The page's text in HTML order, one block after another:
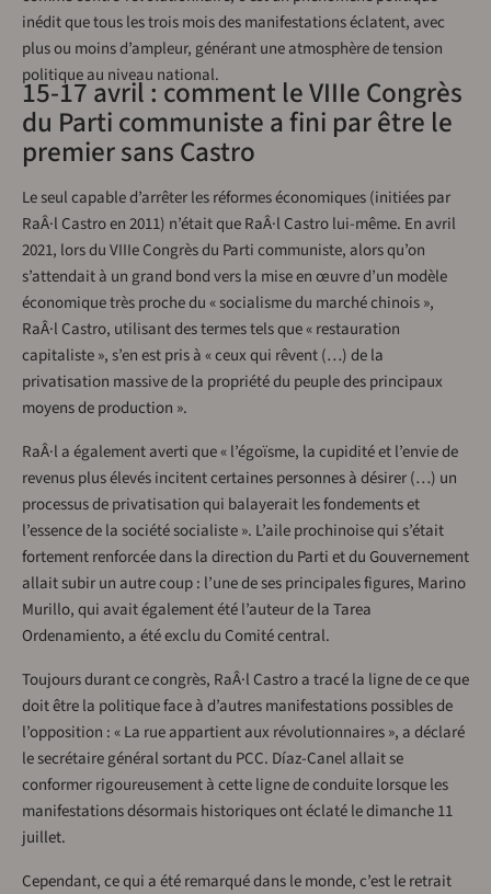
inédit que tous les trois mois des manifestations éclatent, avec
plus ou moins d’ampleur, générant une atmosphère de tension
politique au niveau national.
15-17 avril : comment le VIIIe Congrès
du Parti communiste a fini par être le
premier sans Castro
Le seul capable d’arrêter les réformes économiques (initiées par
RaÂ·l Castro en 2011) n’était que RaÂ·l Castro lui-même. En avril
2021, lors du VIIIe Congrès du Parti communiste, alors qu’on
s’attendait à un grand bond vers la mise en œuvre d’un modèle
économique très proche du « socialisme du marché chinois »,
RaÂ·l Castro, utilisant des termes tels que « restauration
capitaliste », s’en est pris à « ceux qui rêvent (…) de la
privatisation massive de la propriété du peuple des principaux
moyens de production ».
RaÂ·l a également averti que « l’égoïsme, la cupidité et l’envie de
revenus plus élevés incitent certaines personnes à désirer (…) un
processus de privatisation qui balayerait les fondements et
l’essence de la société socialiste ». L’aile prochinoise qui s’était
fortement renforcée dans la direction du Parti et du Gouvernement
allait subir un autre coup : l’une de ses principales figures, Marino
Murillo, qui avait également été l’auteur de la Tarea
Ordenamiento, a été exclu du Comité central.
Toujours durant ce congrès, RaÂ·l Castro a tracé la ligne de ce que
doit être la politique face à d’autres manifestations possibles de
l’opposition : « La rue appartient aux révolutionnaires », a déclaré
le secrétaire général sortant du PCC. Díaz-Canel allait se
conformer rigoureusement à cette ligne de conduite lorsque les
manifestations désormais historiques ont éclaté le dimanche 11
juillet.
Cependant, ce qui a été remarqué dans le monde, c’est le retrait